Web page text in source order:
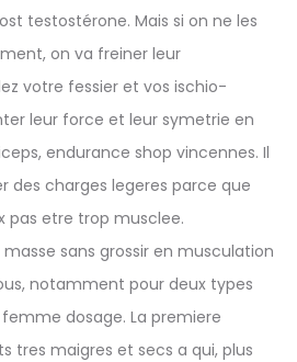
testostérone. Mais si on ne les
on va freiner leur
votre fessier et vos ischio-
leur force et leur symetrie en
endurance shop vincennes. Il
des charges legeres parce que
pas etre trop musclee.
sans grossir en musculation
notamment pour deux types
dosage. La premiere
tres maigres et secs a qui, plus